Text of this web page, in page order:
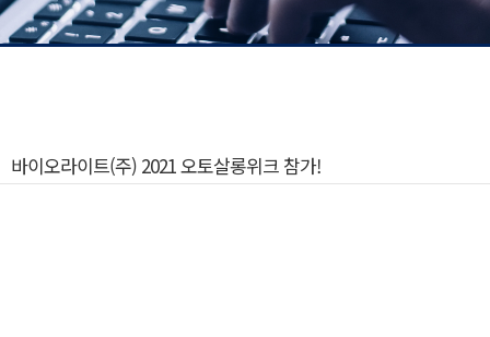
바이오라이트(주) 2021 오토살롱위크 참가!